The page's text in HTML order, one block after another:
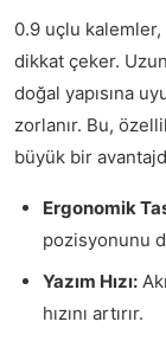
0.9 uçlu kalemler,
dikkat çeker.
doğal yapısına
zorlanır. Bu,
büyük bir
Ergonomik
pozisyonunu
Yazım Hızı:
hızını artırır.